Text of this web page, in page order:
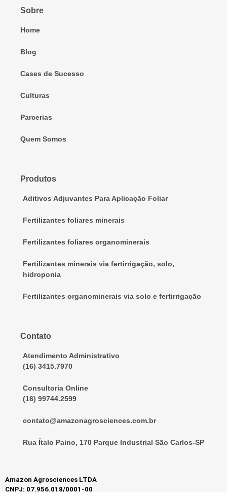
Sobre
Home
Blog
Cases de Sucesso
Culturas
Parcerias
Quem Somos
Produtos
Aditivos Adjuvantes Para Aplicação Foliar
Fertilizantes foliares minerais
Fertilizantes foliares organominerais
Fertilizantes minerais via fertirrigação, solo,
hidroponia
Fertilizantes organominerais via solo e fertirrigação
Contato
Atendimento Administrativo
(16) 3415.7970
Consultoria Online
(16) 99744.2599
contato@amazonagrosciences.com.br
Rua Ítalo Paino, 170 Parque Industrial São Carlos-SP
Amazon Agrosciences LTDA
CNPJ: 07.956.018/0001-00